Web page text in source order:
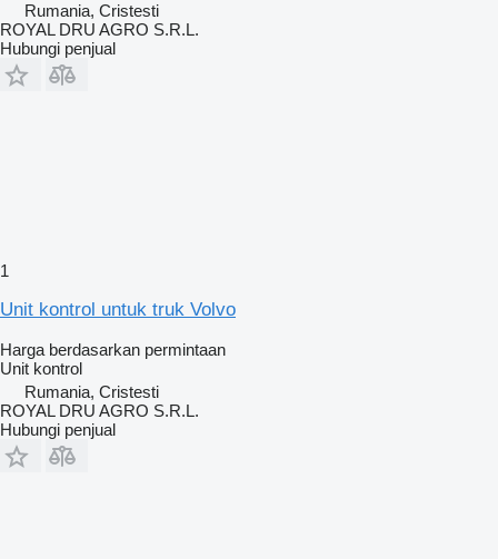
Rumania, Cristesti
ROYAL DRU AGRO S.R.L.
Hubungi penjual
1
Unit kontrol untuk truk Volvo
Harga berdasarkan permintaan
Unit kontrol
Rumania, Cristesti
ROYAL DRU AGRO S.R.L.
Hubungi penjual